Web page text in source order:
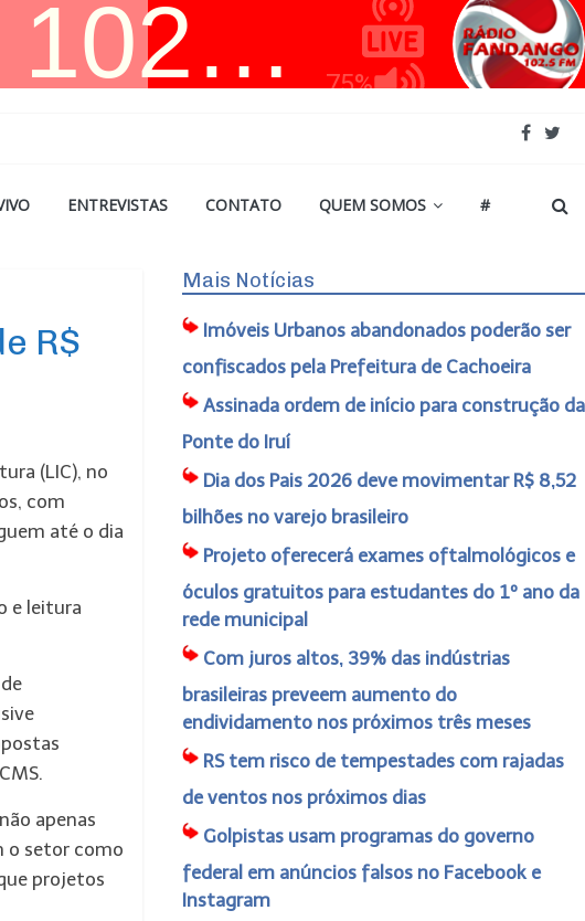
ENTREVISTAS CONTATO QUEM SOMOS #
R$
(LIC), no
com
até o dia
e leitura
apenas
o setor como
projetos
Mais Notícias
Imóveis Urbanos abandonados poderão ser
confiscados pela Prefeitura de Cachoeira
Assinada ordem de início para construção da
Ponte do Iruí
Dia dos Pais 2026 deve movimentar R$ 8,52
bilhões no varejo brasileiro
Projeto oferecerá exames oftalmológicos e
óculos gratuitos para estudantes do 1º ano da
rede municipal
Com juros altos, 39% das indústrias
brasileiras preveem aumento do
endividamento nos próximos três meses
RS tem risco de tempestades com rajadas
de ventos nos próximos dias
Golpistas usam programas do governo
federal em anúncios falsos no Facebook e
Instagram